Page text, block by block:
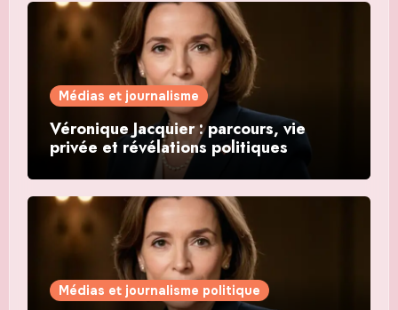
Médias et journalisme
Véronique Jacquier : parcours, vie
privée et révélations politiques
Médias et journalisme politique